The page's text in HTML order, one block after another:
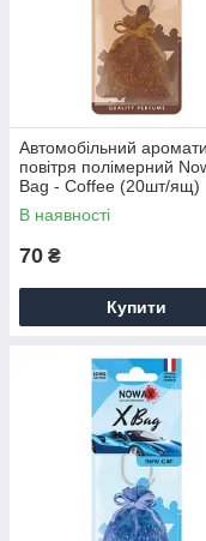
Автомобільний
повітря полімерний
Bag - Coffee (20шт/ящ)
В наявності
70 ₴
Купити